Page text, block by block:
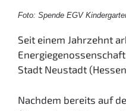
Foto: Spende EGV
Seit einem Jahrzehnt
Stadt Neustadt
Nachdem bereits auf